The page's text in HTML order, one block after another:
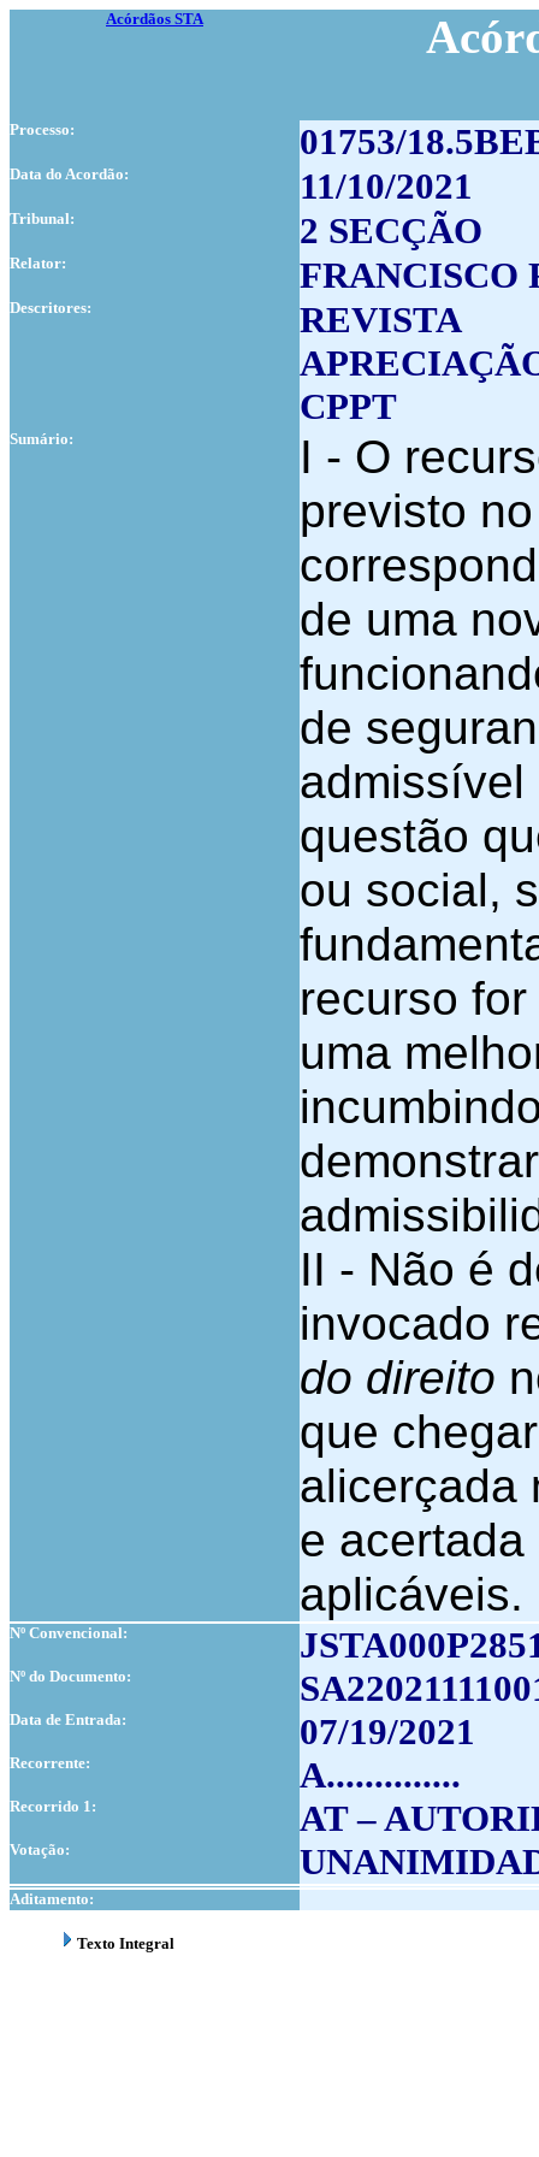
Acórdãos STA
Processo: 01753/
Data do Acordão: 11/10/2021
Tribunal: 2 SECÇÃO
Relator: FRANCISCO
Descritores:
REVISTA
CPPT
Sumário:
I - O
previsto
de uma
de
admissível
questão
ou social,
recurso
uma
II - Não é
invocado
do direito
que
alicerçada
e
aplicáveis.
Nº Convencional:
Nº do Documento:
Data de Entrada: 07/19/2021
Recorrente: A..............
Recorrido 1: AT –
Votação:
Aditamento:
Texto Integral